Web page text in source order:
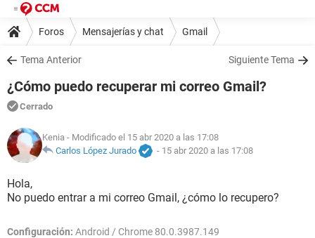
Foros Mensajerías y chat Gmail
Tema Anterior Siguiente Tema
¿Cómo puedo recuperar mi correo Gmail?
Cerrado
Kenia - Modificado el 15 abr 2020 a las 17:08
Carlos López Jurado
- 15 abr 2020 a las 17:08
Hola,
No puedo entrar a mi correo Gmail, ¿cómo lo recupero?
Configuración: Android / Chrome 80.0.3987.149